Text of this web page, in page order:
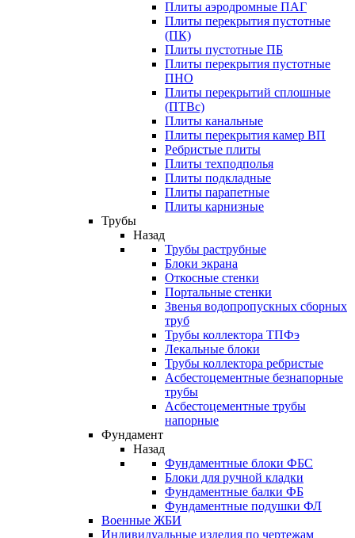
Плиты аэродромные ПАГ
Плиты перекрытия пустотные
(ПК)
Плиты пустотные ПБ
Плиты перекрытия пустотные
ПНО
Плиты перекрытий сплошные
(ПТВс)
Плиты канальные
Плиты перекрытия камер ВП
Ребристые плиты
Плиты техподполья
Плиты подкладные
Плиты парапетные
Плиты карнизные
Трубы
Назад
Трубы раструбные
Блоки экрана
Откосные стенки
Портальные стенки
Звенья водопропускных сборных
труб
Трубы коллектора ТПФэ
Лекальные блоки
Трубы коллектора ребристые
Асбестоцементные безнапорные
трубы
Асбестоцементные трубы
напорные
Фундамент
Назад
Фундаментные блоки ФБС
Блоки для ручной кладки
Фундаментные балки ФБ
Фундаментные подушки ФЛ
Военные ЖБИ
Индивидуальные изделия по чертежам